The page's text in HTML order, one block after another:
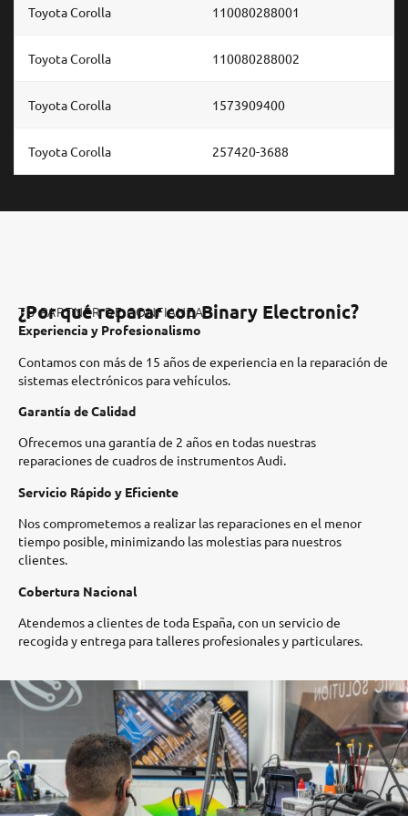
Toyota Corolla 110080288001
Toyota Corolla 110080288002
Toyota Corolla 1573909400
Toyota Corolla 257420-3688
TU PARTNER DE CONFIANZA
¿Por qué reparar con Binary Electronic?
Experiencia y Profesionalismo
Contamos con más de 15 años de experiencia en la reparación de
sistemas electrónicos para vehículos.​
Garantía de Calidad
Ofrecemos una garantía de 2 años en todas nuestras
reparaciones de cuadros de instrumentos Audi.​
Servicio Rápido y Eficiente
Nos comprometemos a realizar las reparaciones en el menor
tiempo posible, minimizando las molestias para nuestros
clientes.​
Cobertura Nacional
Atendemos a clientes de toda España, con un servicio de
recogida y entrega para talleres profesionales y particulares.​